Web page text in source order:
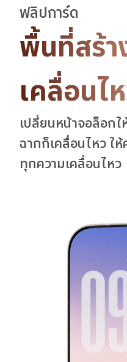
ฟลิปการ์ด
พื้นที่สร้า
เคลื่อน
เปลี่ยนหน้าจอล็อก
ฉากก็เคลื่อนไหว ใ
ทุกความเคลื่อนไหว